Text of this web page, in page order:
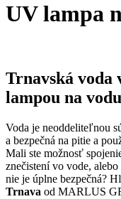
UV lampa
Trnavská voda
lampou na
Voda je neoddeliteľnou
a bezpečná na pitie a
Mali ste možnosť
znečistení vo vode,
nie je úplne bezpečná?
Trnava od MARLUS